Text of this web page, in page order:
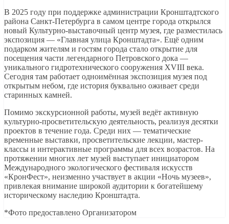
В 2025 году при поддержке администрации Кронштадтского
района Санкт-Петербурга в самом центре города открылся
новый Культурно-выставочный центр музея, где разместилась
экспозиция — «Главная улица Кронштадта». Ещё одним
подарком жителям и гостям города стало открытие для
посещения части легендарного Петровского дока —
уникального гидротехнического сооружения XVIII века.
Сегодня там работает одноимённая экспозиция музея под
открытым небом, где история буквально оживает среди
старинных камней.
Помимо экскурсионной работы, музей ведёт активную
культурно-просветительскую деятельность, реализуя десятки
проектов в течение года. Среди них — тематические
временные выставки, просветительские лекции, мастер-
классы и интерактивные программы для всех возрастов. На
протяжении многих лет музей выступает инициатором
Международного экологического фестиваля искусств
«КронФест», неизменно участвует в акции «Ночь музеев»,
привлекая внимание широкой аудитории к богатейшему
историческому наследию Кронштадта.
*Фото предоставлено Организатором